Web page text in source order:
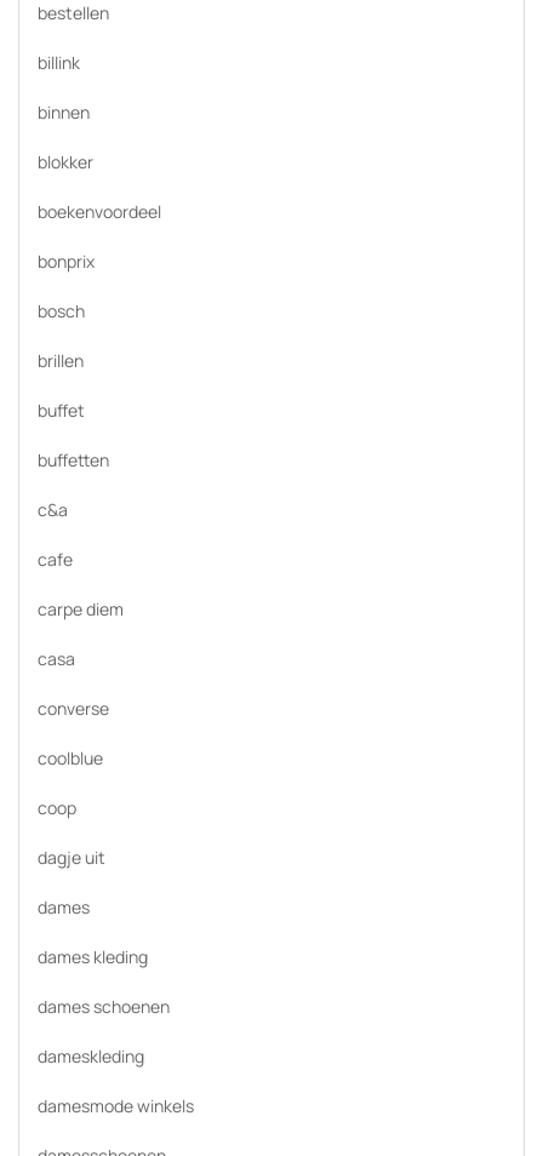
bestellen
billink
binnen
blokker
boekenvoordeel
bonprix
bosch
brillen
buffet
buffetten
c&a
cafe
carpe diem
casa
converse
coolblue
coop
dagje uit
dames
dames kleding
dames schoenen
dameskleding
damesmode winkels